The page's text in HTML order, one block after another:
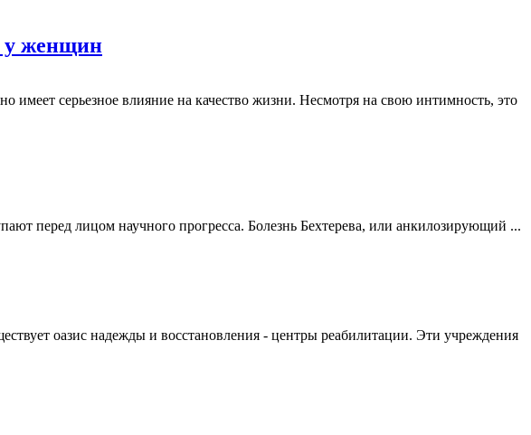
у женщин
имеет серьезное влияние на качество жизни. Несмотря на свою интимность, это
перед лицом научного прогресса. Болезнь Бехтерева, или анкилозирующий ...
оазис надежды и восстановления - центры реабилитации. Эти учреждения